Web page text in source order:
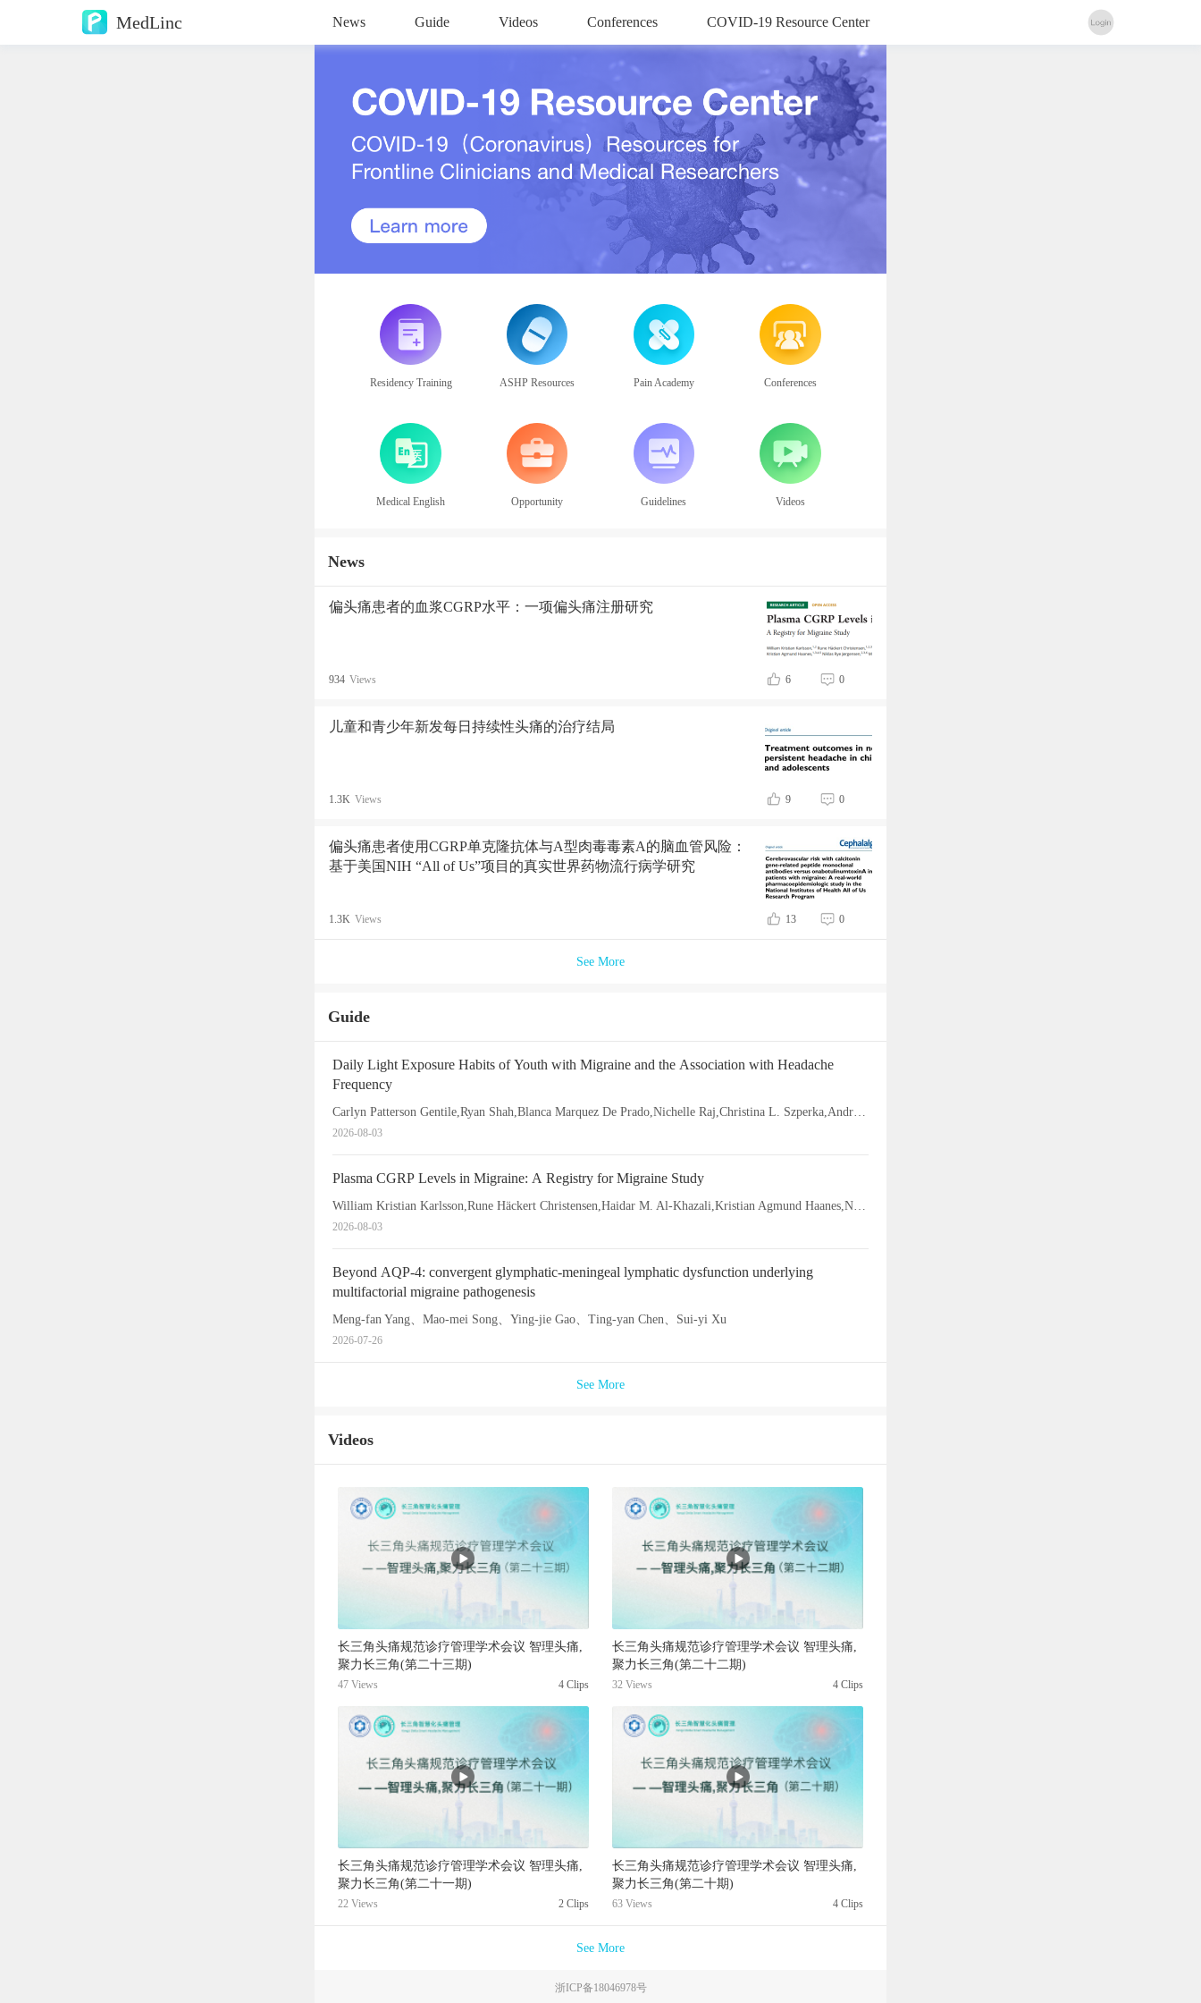
MedLinc News Guide Videos Conferences COVID-19 Resource Center
Residency Training ASHP Resources Pain Academy Conferences
Medical English Opportunity Guidelines Videos
News
偏头痛患者的血浆CGRP水平：一项偏头痛注册研究
934 Views 6 0
儿童和青少年新发每日持续性头痛的治疗结局
1.3K Views 9 0
偏头痛患者使用CGRP单克隆抗体与A型肉毒毒素A的脑血管风险：
基于美国NIH “All of Us”项目的真实世界药物流行病学研究
1.3K Views 13 0
See More
Guide
Daily Light Exposure Habits of Youth with Migraine and the Association with Headache
Frequency
2026-08-03
Plasma CGRP Levels in Migraine: A Registry for Migraine Study
2026-08-03
Beyond AQP-4: convergent glymphatic-meningeal lymphatic dysfunction underlying
multifactorial migraine pathogenesis
Meng-fan Yang、Mao-mei Song、Ying-jie Gao、Ting-yan Chen、Sui-yi Xu
2026-07-26
See More
Videos
长三角头痛规范诊疗管理学术会议 智理头痛,
聚力长三角(第二十三期)
47 Views 4 Clips
长三角头痛规范诊疗管理学术会议 智理头痛,
聚力长三角(第二十二期)
32 Views 4 Clips
长三角头痛规范诊疗管理学术会议 智理头痛,
聚力长三角(第二十一期)
22 Views 2 Clips
长三角头痛规范诊疗管理学术会议 智理头痛,
聚力长三角(第二十期)
63 Views 4 Clips
See More
浙ICP备18046978号